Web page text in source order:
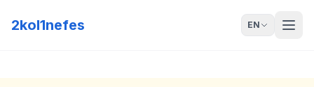
2kol1nefes EN